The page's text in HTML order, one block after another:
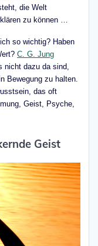
die Welt
zu können …
so wichtig? Haben
C. G. Jung
nicht dazu da sind,
Bewegung zu halten.
das oft
Geist, Psyche,
Geist